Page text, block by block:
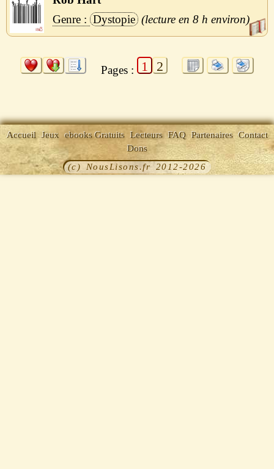
Dystopie
8 h
Pages : 1 2
Accueil Jeux ebooks Gratuits Lecteurs FAQ Partenaires Contact
Dons
(c) NousLisons.fr 2012-2026